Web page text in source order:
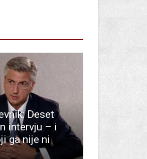
Deset
intervju – i
ga nije ni